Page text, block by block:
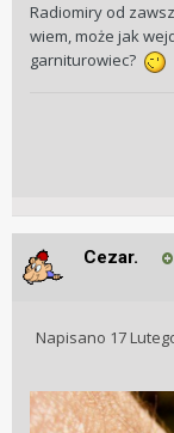
Radiomiry od
wiem, może jak
garniturowiec?
Cezar.
Napisano 17